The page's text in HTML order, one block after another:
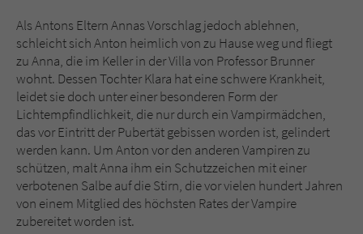
Als Antons Eltern Annas Vorschlag jedoch ablehnen,
schleicht sich Anton heimlich von zu Hause weg und fliegt
zu Anna, die im Keller in der Villa von Professor Brunner
wohnt. Dessen Tochter Klara hat eine schwere Krankheit,
leidet sie doch unter einer besonderen Form der
Lichtempfindlichkeit, die nur durch ein Vampirmädchen,
das vor Eintritt der Pubertät gebissen worden ist, gelindert
werden kann. Um Anton vor den anderen Vampiren zu
schützen, malt Anna ihm ein Schutzzeichen mit einer
verbotenen Salbe auf die Stirn, die vor vielen hundert Jahren
von einem Mitglied des höchsten Rates der Vampire
zubereitet worden ist.